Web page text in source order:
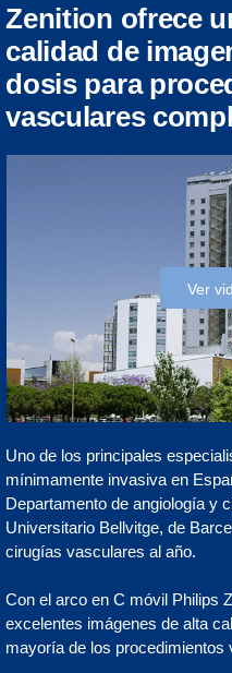
Zenition ofrece
calidad de
dosis para
vasculares
Ver
Uno de los principales
mínimamente invasiva en
Departamento de angiología y
Universitario Bellvitge, de
cirugías vasculares al año.
Con el arco en C móvil Philips
excelentes imágenes de alta
mayoría de los